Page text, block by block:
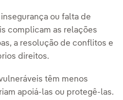
ou falta de
complicam as relações
a resolução de conflitos e
direitos.
têm menos
apoiá-las ou protegê-las.